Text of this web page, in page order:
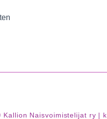
Kallion Naisvoimistelijat ry |